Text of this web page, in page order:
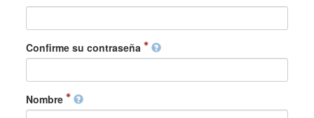
Confirme su contraseña
Nombre